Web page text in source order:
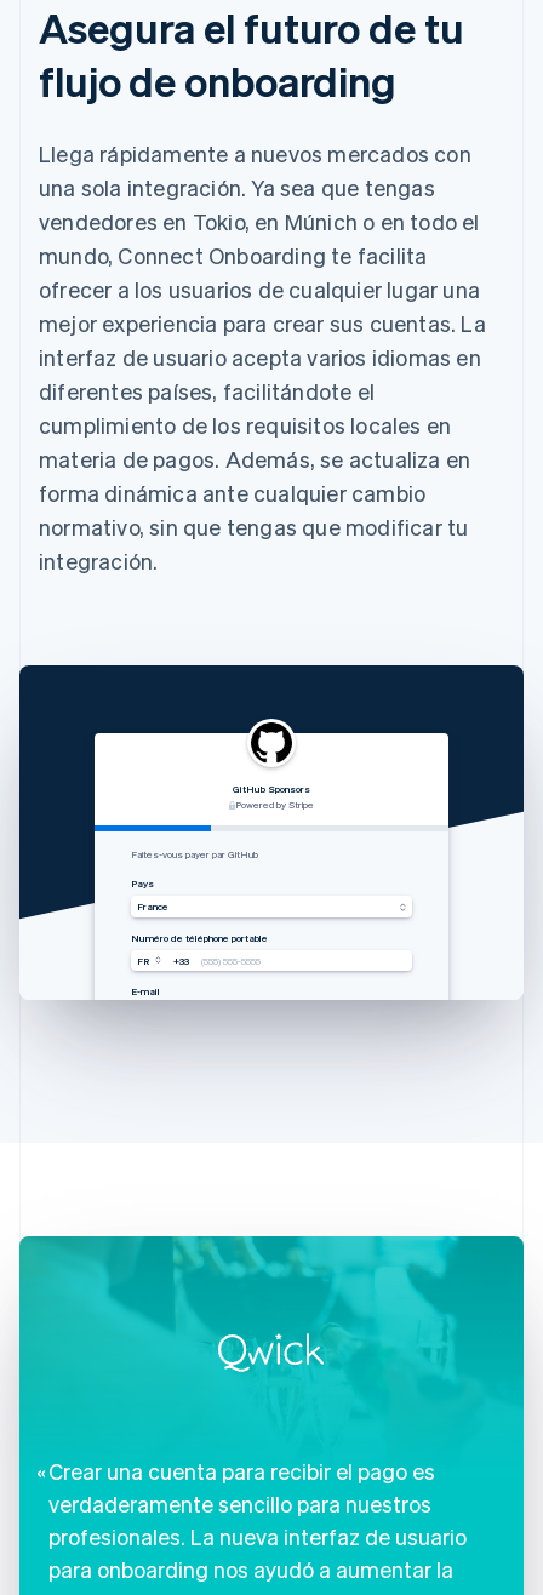
Asegura el futuro de tu
flujo de onboarding
Llega rápidamente a nuevos mercados con
una sola integración. Ya sea que tengas
vendedores en Tokio, en Múnich o en todo el
mundo, Connect Onboarding te facilita
ofrecer a los usuarios de cualquier lugar una
mejor experiencia para crear sus cuentas. La
interfaz de usuario acepta varios idiomas en
diferentes países, facilitándote el
cumplimiento de los requisitos locales en
materia de pagos. Además, se actualiza en
forma dinámica ante cualquier cambio
normativo, sin que tengas que modificar tu
integración.
RVshare
Powered by Stripe
Zahlung von Rocket Rides akzeptieren
Land
Vereinigte Staaten
Mobilnummer
USA
+1 (555) 555-5555
E-Mail
Lugg
支付由 STRIPE 支持
从 Lugg 收款
国家
中国香港特别行政区
手机号码
USA
+1 (555) 555-5555
邮箱
Qwick
Powered by Stripe
Get paid by Qwick
Country
United States
Mobile number
USA
+1 (555) 555-5555
Email
GitHub Sponsors
Powered by Stripe
Faites-vous payer par GitHub
Pays
France
Numéro de téléphone portable
FR
+33 (555) 555-5555
E-mail
Crear una cuenta para recibir el pago es
verdaderamente sencillo para nuestros
profesionales. La nueva interfaz de usuario
para onboarding nos ayudó a aumentar la
Brasil
English
English
Croacia
EnglishItaliano
English
Emiratos Árabes Unidos